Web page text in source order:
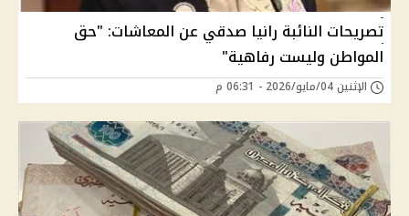
تصريحات النائبة رانيا صدقي عن المعاشات: "حق
المواطن وليست رفاهية"
الإثنين 04/مايو/2026 - 06:31 م